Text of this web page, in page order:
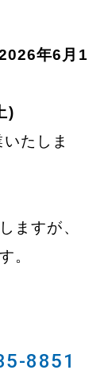
年6月1
)
たしま
ますが、
。
8851